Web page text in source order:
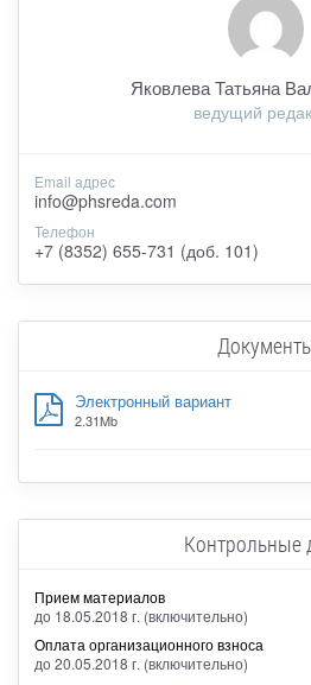
Яковлева Татьяна
ведущий
Email адрес
info@phsreda.com
Телефон
+7 (8352) 655-731 (доб. 101)
Электронный вариант
2.31Mb
Контрольные
Прием материалов
до 18.05.2018 г. (включительно)
Оплата организационного взноса
до 20.05.2018 г. (включительно)